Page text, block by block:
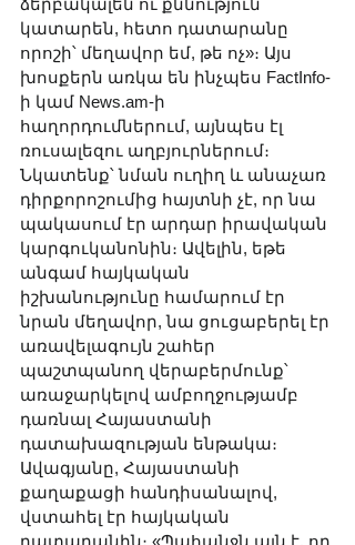
ձերբակալեն ու քննություն
կատարեն, հետո դատարանը
որոշի՝ մեղավոր եմ, թե ոչ»։ Այս
խոսքերն առկա են ինչպես FactInfo-
ի կամ News.am-ի
հաղորդումներում, այնպես էլ
ռուսալեզու աղբյուրներում։
Նկատենք՝ նման ուղիղ և անաչառ
դիրքորոշումից հայտնի չէ, որ նա
պակասում էր արդար իրավական
կարգուկանոնին։ Ավելին, եթե
անգամ հայկական
իշխանությունը համարում էր
նրան մեղավոր, նա ցուցաբերել էր
առավելագույն շահեր
պաշտպանող վերաբերմունք՝
առաջարկելով ամբողջությամբ
դառնալ Հայաստանի
դատախազության ենթակա։
Ավագյանը, Հայաստանի
քաղաքացի հանդիսանալով,
վստահել էր հայկական